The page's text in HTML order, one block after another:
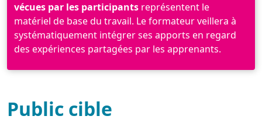
vécues par les participants représentent le
matériel de base du travail. Le formateur veillera à
systématiquement intégrer ses apports en regard
des expériences partagées par les apprenants.
Public cible